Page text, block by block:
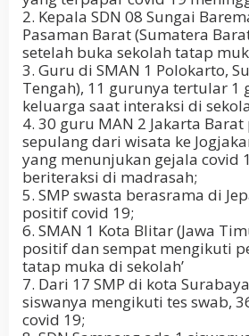
2. Kepala SDN 08 Sungai
Pasaman Barat (Sumatera
setelah buka sekolah tatap
3. Guru di SMAN 1 Polokarto,
Tengah), 11 gurunya tertular
keluarga saat interaksi di
4. 30 guru MAN 2 Jakarta
sepulang dari wisata ke
yang menunjukan gejala covid
beriteraksi di madrasah;
5. SMP swasta berasrama di
positif covid 19;
6. SMAN 1 Kota Blitar (Jawa
positif dan sempat mengikuti
tatap muka di sekolah’
7. Dari 17 SMP di kota
siswanya mengikuti tes swab,
covid 19;